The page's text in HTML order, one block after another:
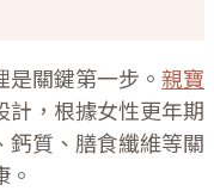
關鍵第一步。 親寶
計，根據女性更年期
鈣質、膳食纖維等關